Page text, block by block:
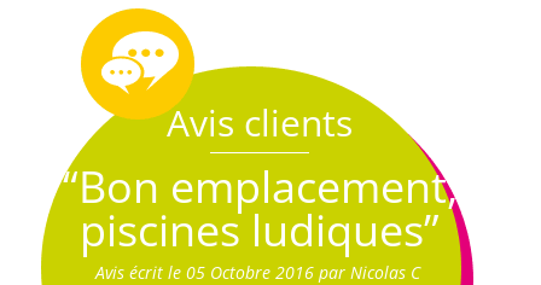
Avis clients
“Bon emplacement,
piscines ludiques”
Avis écrit le 05 Octobre 2016 par Nicolas C